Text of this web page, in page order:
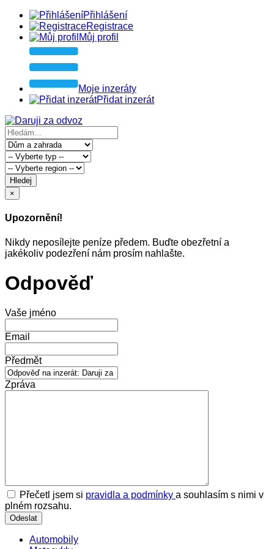
Přihlášení
Registrace
Můj profil
Moje inzeráty
Přidat inzerát
Hledej
×
Upozornění!
Nikdy neposílejte peníze předem. Buďte obezřetní a
jakékoliv podezření nám prosím nahlašte.
Odpověď
Vaše jméno
Email
Předmět
Zpráva
Přečetl jsem si pravidla a podmínky a souhlasím s nimi v
plném rozsahu.
Automobily